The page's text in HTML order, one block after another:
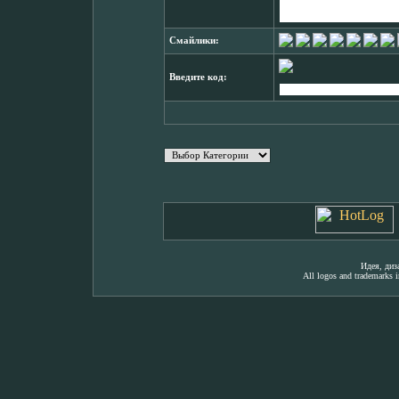
Смайлики:
Введите код:
Идея,
All logos and trademarks